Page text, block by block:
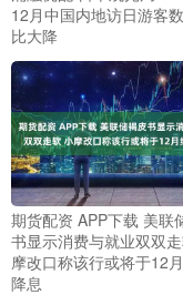
12月中国内地访日游客
比大降
期货配资 APP下载 美联
书显示消费与就业双双
摩改口称该行或将于12
降息